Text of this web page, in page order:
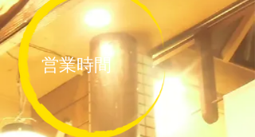
​営業時間